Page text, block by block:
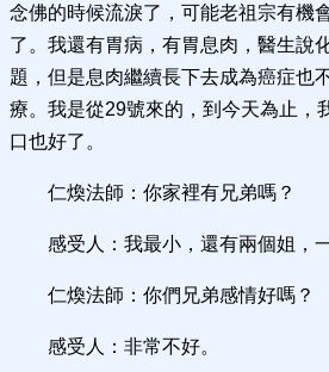
念佛的時候流淚了，可能老祖宗有機
了。我還有胃病，有胃息肉，醫生說
題，但是息肉繼續長下去成為癌症也
療。我是從29號來的，到今天為止，
口也好了。
仁煥法師：你家裡有兄弟嗎？
感受人：我最小，還有兩個姐，
仁煥法師：你們兄弟感情好嗎？
感受人：非常不好。